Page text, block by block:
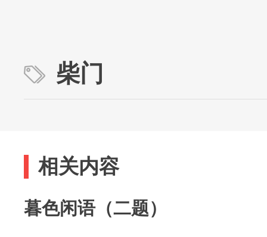
柴门
相关内容
暮色闲语（二题）